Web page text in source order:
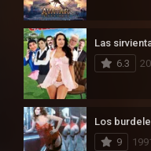
Las
6.3
Los
9